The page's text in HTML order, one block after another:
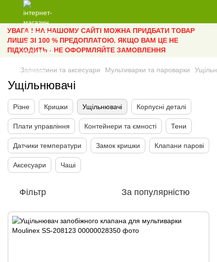
УВАГА ! НА НАШОМУ САЙТІ МОЖНА ПРИДБАТИ ТОВАР
ЛИШЕ ЗІ 100 % ПРЕДОПЛАТОЮ. ЯКЩО ВАМ ЦЕ НЕ
ПІДХОДИТЬ - НЕ ОФОРМЛЯЙТЕ ЗАМОВЛЕННЯ
Запчастини та аксесуари Мультиварки та пароварки
Ущільнювачі
Різне Кришки Ущільнювачі Корпусні деталі
Плати управління Контейнери та ємності Тени
Датчики температури Замок кришки Клапани парові
Аксесуари Чаші
Фільтр За популярністю